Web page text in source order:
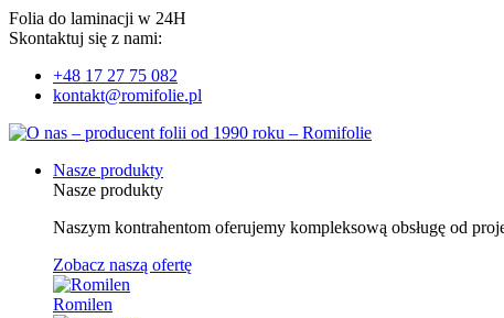
Folia do laminacji w 24H
Skontaktuj się z nami:
+48 17 27 75 082
kontakt@romifolie.pl
Nasze produkty
Nasze produkty
Naszym kontrahentom oferujemy kompleksową obsługę od
Zobacz naszą ofertę
Romilen